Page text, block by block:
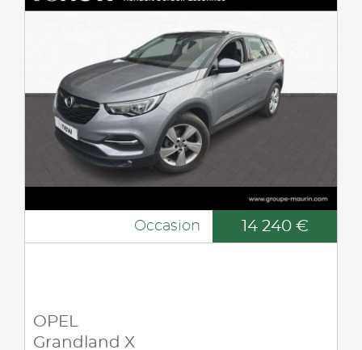
Occasion 14 240 €
OPEL
Grandland X